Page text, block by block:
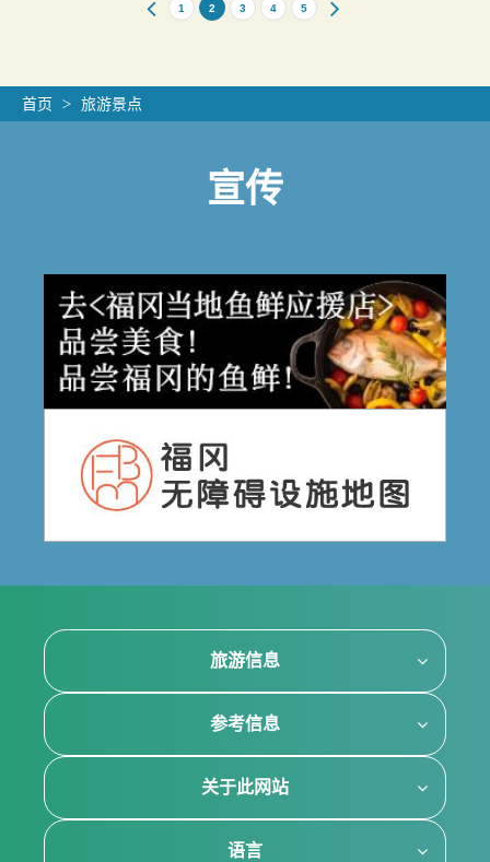
1 2 3 4 5
首页 旅游景点
宣传
旅游信息
参考信息
关于此网站
语言